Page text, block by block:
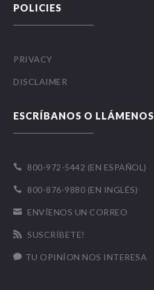
POLICIES
PRIVACY
DISCLAIMER
ESCRÍBANOS O LLÁMENOS
 800-972-5442 (EN ESPAÑOL)
 800-876-9880 (EN INGLÉS)
 ENVÍENOS UN CORREO
 SUSCRÍBETE!
 TU OPINÍON NOS INTERESA